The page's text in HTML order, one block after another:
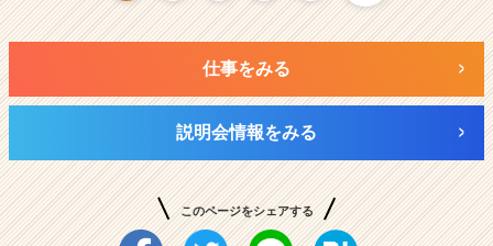
仕事をみる
説明会情報をみる
このページをシェアする